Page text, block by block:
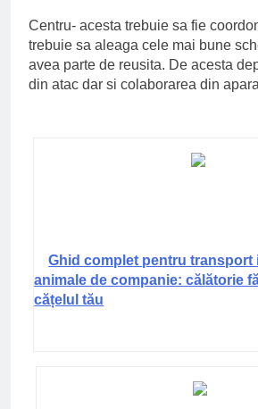
Centru- acesta trebuie sa fie
trebuie sa aleaga cele mai bune
avea parte de reusita. De acesta
din atac dar si colaborarea din
Ghid complet pentru transport
animale de companie: călătorie
cățelul tău